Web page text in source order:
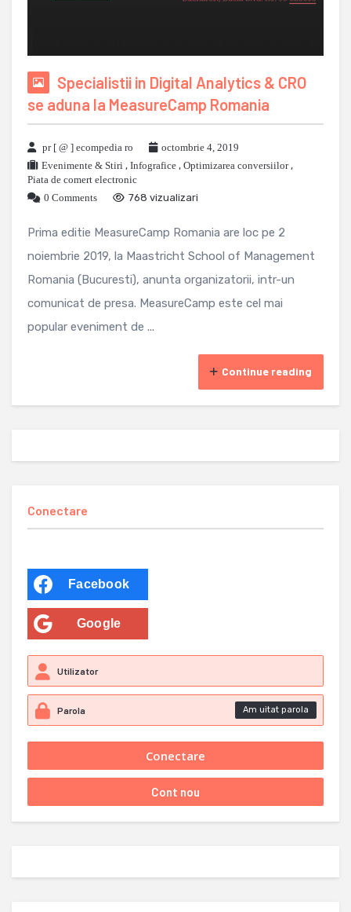
Specialistii in Digital Analytics & CRO
se aduna la MeasureCamp Romania
pr [ @ ] ecompedia ro
octombrie 4, 2019
Evenimente & Stiri , Infografice , Optimizarea conversiilor,
Piata de comert electronic
0 Comments
768 vizualizari
Prima editie MeasureCamp Romania are loc pe 2
noiembrie 2019, la Maastricht School of Management
Romania (Bucuresti), anunta organizatorii, intr-un
comunicat de presa. MeasureCamp este cel mai
popular eveniment de ...
Continue reading
Conectare
Facebook
Google
Am uitat parola